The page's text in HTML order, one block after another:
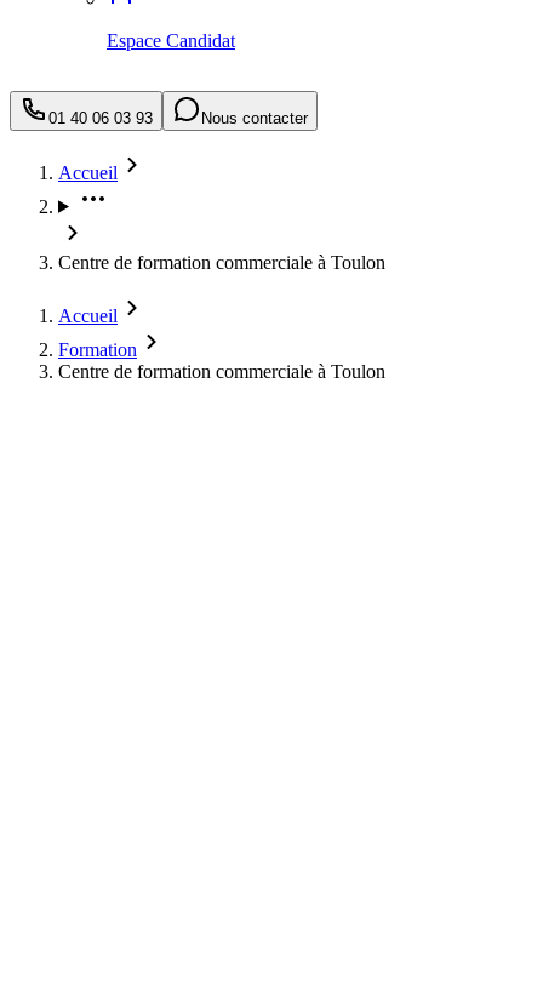
Espace Candidat
01 40 06 03 93 Nous contacter
Accueil
Centre de formation commerciale à Toulon
Accueil
Formation
Centre de formation commerciale à Toulon